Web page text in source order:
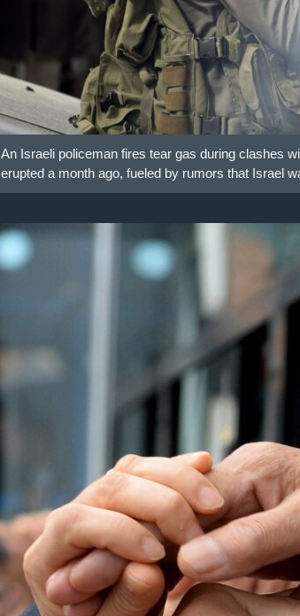
An Israeli policeman fires tear gas during clashes
erupted a month ago, fueled by rumors that Israel